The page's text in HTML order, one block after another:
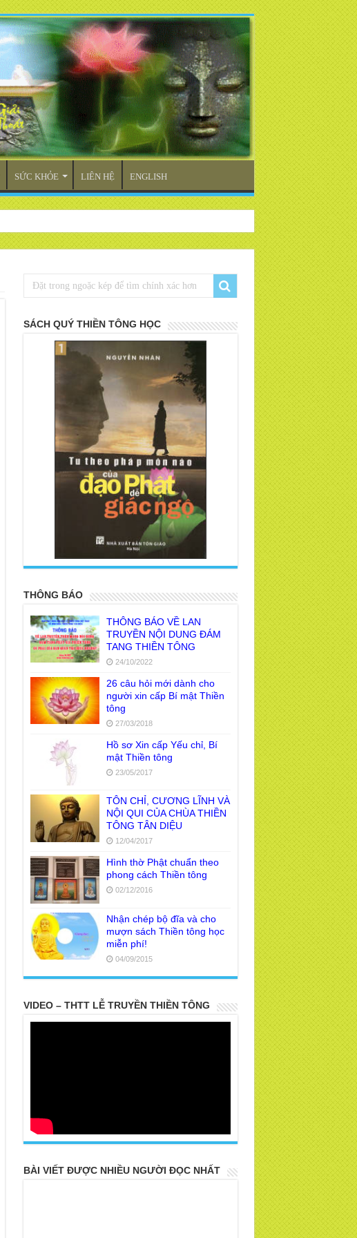
SỨC KHỎE LIÊN HỆ ENGLISH
SÁCH QUÝ THIỀN TÔNG HỌC
THÔNG BÁO
THÔNG BÁO VỀ LAN
TRUYỀN NỘI DUNG ĐÁM
TANG THIỀN TÔNG
24/10/2022
26 câu hỏi mới dành cho
người xin cấp Bí mật Thiền
tông
27/03/2018
Hồ sơ Xin cấp Yếu chỉ, Bí
mật Thiền tông
23/05/2017
TÔN CHỈ, CƯƠNG LĨNH VÀ
NỘI QUI CỦA CHÙA THIỀN
TÔNG TÂN DIỆU
12/04/2017
Hình thờ Phật chuẩn theo
phong cách Thiền tông
02/12/2016
Nhận chép bộ đĩa và cho
mượn sách Thiền tông học
miễn phí!
04/09/2015
VIDEO – THTT LỄ TRUYỀN THIỀN TÔNG
BÀI VIẾT ĐƯỢC NHIỀU NGƯỜI ĐỌC NHẤT